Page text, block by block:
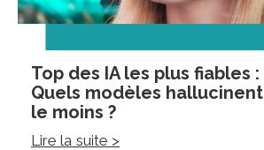
Top des IA les plus fiables :
Quels modèles hallucinent
le moins ?
Lire la suite >